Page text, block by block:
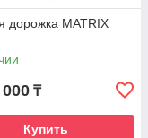
дорожка MATRIX
₸
Купить